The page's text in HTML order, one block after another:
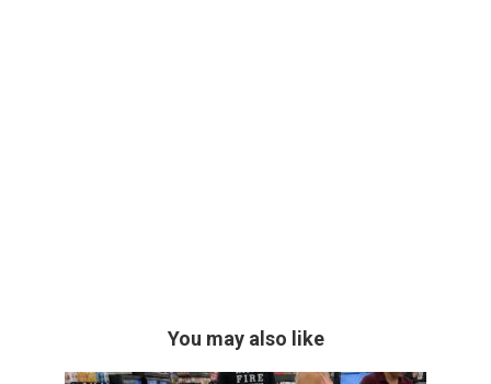
You may also like